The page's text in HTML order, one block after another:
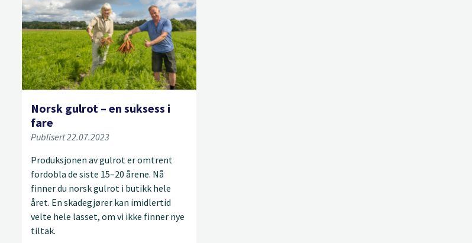
Norsk gulrot – en suksess i
fare
Publisert 22.07.2023
Produksjonen av gulrot er omtrent
fordobla de siste 15–20 årene. Nå
finner du norsk gulrot i butikk hele
året. En skadegjører kan imidlertid
velte hele lasset, om vi ikke finner nye
tiltak.